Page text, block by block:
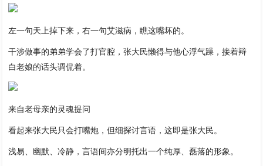
左一句天上掉下来，右一句艾滋病，瞧这嘴坏的。
干涉做事的弟弟学会了打官腔，张大民懒得与他心浮气躁，接着辩
白老娘的话头调侃着。
来自老母亲的灵魂提问
看起来张大民只会打嘴炮，但细探讨言语，这即是张大民。
浅易、幽默、冷静，言语间亦分明托出一个纯厚、磊落的形象。